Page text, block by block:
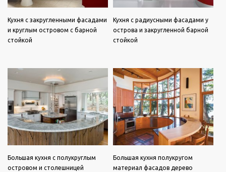
Кухня с закругленными фасадами
и круглым островом с барной
стойкой
Кухня с радиусными фасадами у
острова и закругленной барной
стойкой
Большая кухня с полукруглым
островом и столешницей
Большая кухня полукругом
материал фасадов дерево